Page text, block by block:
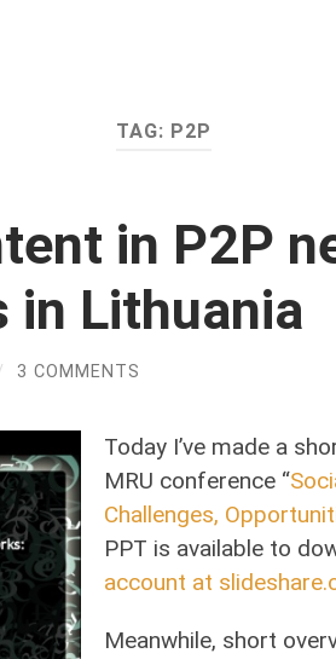
TAG: P2P
in P2P
in Lithuania
3 COMMENTS
Today I’ve made a
MRU conference “
Challenges,
PPT is available to
account at
Meanwhile, short